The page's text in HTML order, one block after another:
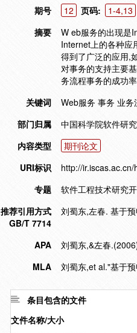
期号
12 页码:
1-4,13
摘要
W eb服务的出现是
Internet上的各种应
得到了广泛的应用,
对事务的支持主要
务流程事务的成功
关键词
Web服务 事务 业
部门归属
中国科学院软件研
内容类型
期刊论文
URI标识
http://
专题
软件工程技术研究
推荐引用方式
GB/T 7714
刘蜀东,左春. 基于
APA 刘蜀东,&左春
MLA
刘蜀东,et al."基于
条目包含的文件
文件名称/大小